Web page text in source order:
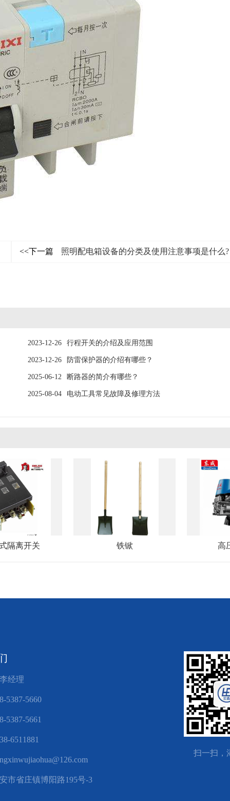
<<下一篇 照明配电箱设备的分类及使用注意事项是什么?
2023-12-26 行程开关的介绍及应用范围
2023-12-26 防雷保护器的介绍有哪些？
2025-06-12 断路器的简介有哪些？
2025-08-04 电动工具常见故障及修理方法
隔离开关 铁锨 高
经理
5387-5660
5387-5661
6511881
市省庄镇博阳路195号-3
扫一扫，